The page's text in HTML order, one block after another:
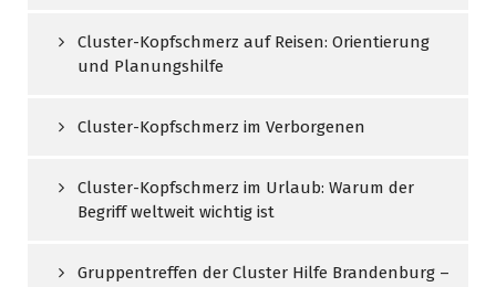
Cluster-Kopfschmerz auf Reisen: Orientierung
und Planungshilfe
Cluster-Kopfschmerz im Verborgenen
Cluster-Kopfschmerz im Urlaub: Warum der
Begriff weltweit wichtig ist
Gruppentreffen der Cluster Hilfe Brandenburg –